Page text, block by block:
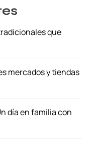
que
mercados y tiendas
día en familia con